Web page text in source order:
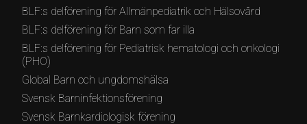
BLF:s delförening för Allmänpediatrik och Hälsovård
BLF:s delförening för Barn som far illa
BLF:s delförening för Pediatrisk hematologi och onkologi
(PHO)
Global Barn och ungdomshälsa
Svensk Barninfektionsförening
Svensk Barnkardiologisk förening